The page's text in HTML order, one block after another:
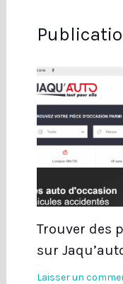
Trouver des
sur
Laisser un